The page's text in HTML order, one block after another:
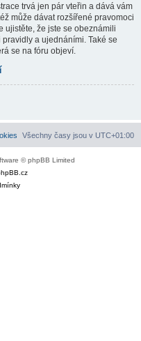
trvá jen pár vteřin a dává vám
může dávat rozšířené pravomoci
ujistěte, že jste se obeznámili
a ujednáními. Také se
se na fóru objeví.
Všechny časy jsou v UTC+01:00
© phpBB Limited